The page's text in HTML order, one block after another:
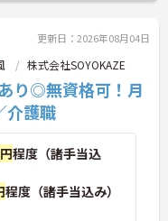
更新日：2026年08月04日
株式会社SOYOKAZE
り◎無資格可！月
介護職
程度（諸手当込
程度（諸手当込み）